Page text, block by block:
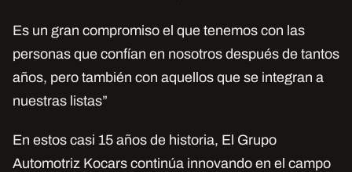
Es un gran compromiso el que tenemos con las
personas que confían en nosotros después de tantos
años, pero también con aquellos que se integran a
nuestras listas”
En estos casi 15 años de historia, El Grupo
Automotriz Kocars continúa innovando en el campo